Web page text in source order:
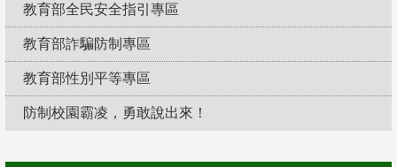
教育部全民安全指引專區
教育部詐騙防制專區
教育部性別平等專區
防制校園霸凌，勇敢說出來！